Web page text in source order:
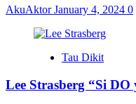
AkuAktorJanuary 4, 2024 0
Tau Dikit
Lee Strasberg “Si